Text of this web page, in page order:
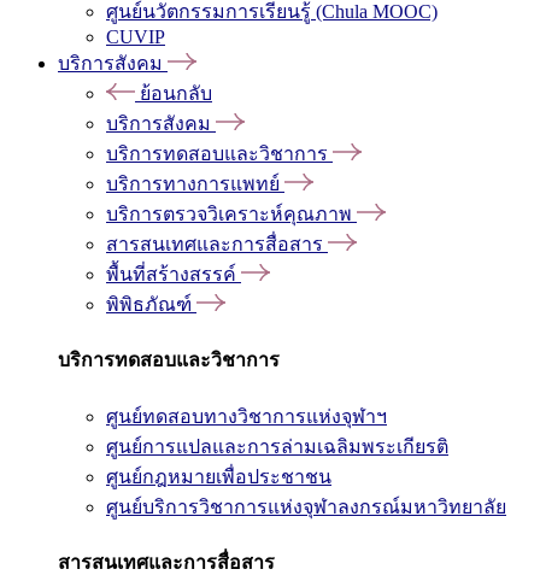
ศูนย์นวัตกรรมการเรียนรู้ (Chula MOOC)
CUVIP
บริการสังคม
ย้อนกลับ
บริการสังคม
บริการทดสอบและวิชาการ
บริการทางการแพทย์
บริการตรวจวิเคราะห์คุณภาพ
สารสนเทศและการสื่อสาร
พื้นที่สร้างสรรค์
พิพิธภัณฑ์
บริการทดสอบและวิชาการ
ศูนย์ทดสอบทางวิชาการแห่งจุฬาฯ
ศูนย์การแปลและการล่ามเฉลิมพระเกียรติ
ศูนย์กฎหมายเพื่อประชาชน
ศูนย์บริการวิชาการแห่งจุฬาลงกรณ์มหาวิทยาลัย
สารสนเทศและการสื่อสาร